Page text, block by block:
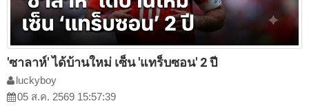
'ซาลาห์' ได้บ้านใหม่ เซ็น 'แทร็บซอน' 2 ปี
luckyboy
05 ส.ค. 2569 15:57:39